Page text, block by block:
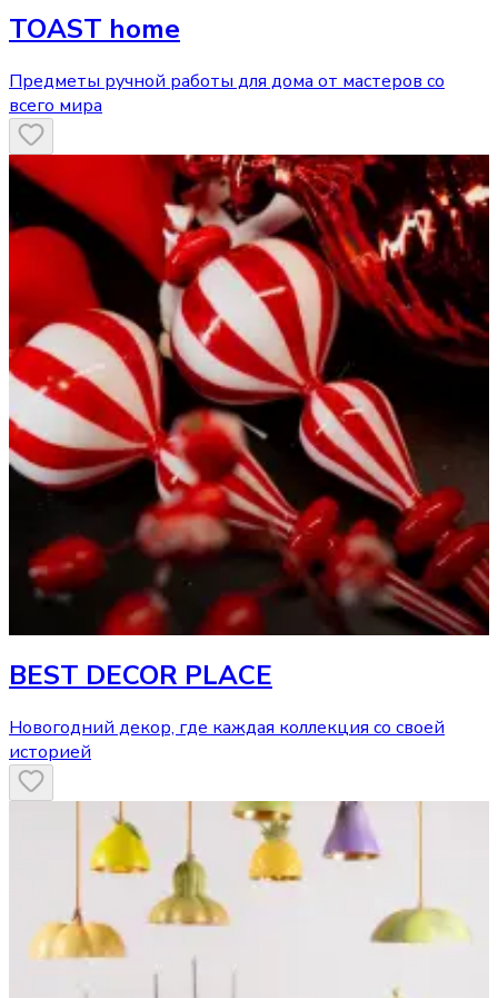
TOAST home
Предметы ручной работы для дома от мастеров со
всего мира
BEST DECOR PLACE
Новогодний декор, где каждая коллекция со своей
историей